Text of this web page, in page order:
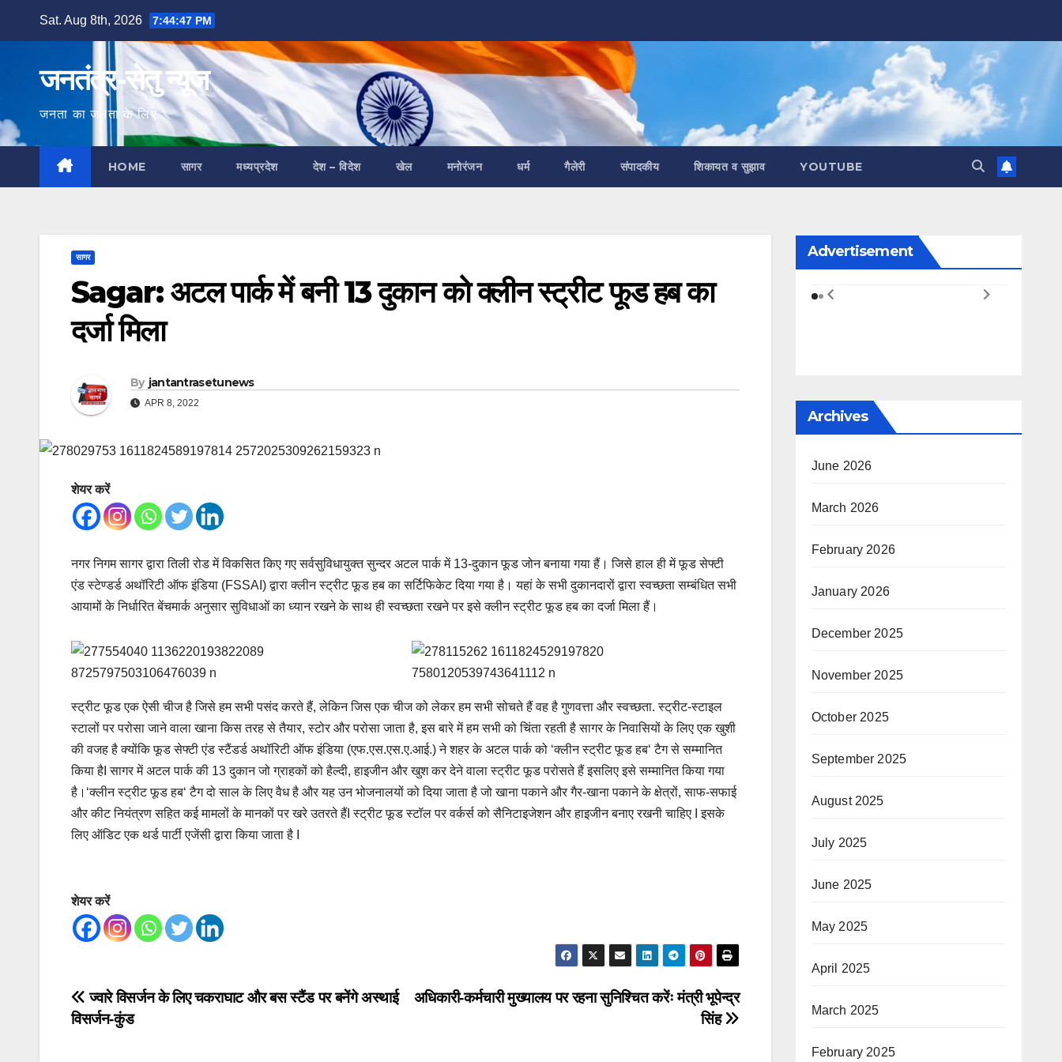
Sat. Aug 8th, 2026 7:44:48 PM
जनतंत्र-सेतु न्यूज
जनता का जनता के लिए
HOME सागर मध्यप्रदेश देश – विदेश खेल मनोरंजन धर्म गैलेरी संपादकीय शिकायत व सुझाव YOUTUBE
सागर
Sagar: अटल पार्क में बनी 13 दुकान को क्लीन स्ट्रीट फूड हब का
दर्जा मिला
By jantantrasetunews
APR 8, 2022
शेयर करें
नगर निगम सागर द्वारा तिली रोड में विकसित किए गए सर्वसुविधायुक्त सुन्दर अटल पार्क में 13-दुकान फूड जोन बनाया गया हैं। जिसे हाल ही में फूड सेफ्टी
एंड स्टेण्डर्ड अथॉरिटी ऑफ इंडिया (FSSAI) द्वारा क्लीन स्ट्रीट फूड हब का सर्टिफिकेट दिया गया है। यहां के सभी दुकानदारों द्वारा स्वच्छता सम्बंधित सभी
आयामों के निर्धारित बेंचमार्क अनुसार सुविधाओं का ध्यान रखने के साथ ही स्वच्छता रखने पर इसे क्लीन स्ट्रीट फूड हब का दर्जा मिला हैं।
स्ट्रीट फूड एक ऐसी चीज है जिसे हम सभी पसंद करते हैं, लेकिन जिस एक चीज को लेकर हम सभी सोचते हैं वह है गुणवत्ता और स्वच्छता. स्ट्रीट-स्टाइल
स्टालों पर परोसा जाने वाला खाना किस तरह से तैयार, स्टोर और परोसा जाता है, इस बारे में हम सभी को चिंता रहती है सागर के निवासियों के लिए एक खुशी
की वजह है क्योंकि फूड सेफ्टी एंड स्टैंडर्ड अथॉरिटी ऑफ इंडिया (एफ.एस.एस.ए.आई.) ने शहर के अटल पार्क को ‘क्लीन स्ट्रीट फूड हब‘ टैग से सम्मानित
किया हैI सागर में अटल पार्क की 13 दुकान जो ग्राहकों को हैल्दी, हाइजीन और खुश कर देने वाला स्ट्रीट फूड परोसते हैं इसलिए इसे सम्मानित किया गया
है।‘क्लीन स्ट्रीट फूड हब‘ टैग दो साल के लिए वैध है और यह उन भोजनालयों को दिया जाता है जो खाना पकाने और गैर-खाना पकाने के क्षेत्रों, साफ-सफाई
और कीट नियंत्रण सहित कई मामलों के मानकों पर खरे उतरते हैंI स्ट्रीट फूड स्टॉल पर वर्कर्स को सैनिटाइजेशन और हाइजीन बनाए रखनी चाहिए I इसके
लिए ऑडिट एक थर्ड पार्टी एजेंसी द्वारा किया जाता है I
शेयर करें
Post
navigation
अधिकारी-कर्मचारी मुख्यालय पर रहना सुनिश्चित करेंः मंत्री भूपेन्द्र
सिंह
ज्वारे विसर्जन के लिए चकराघाट और बस स्टैंड पर बनेंगे अस्थाई
विसर्जन-कुंड
Advertisement
Archives
June 2026
March 2026
February 2026
January 2026
December 2025
November 2025
October 2025
September 2025
August 2025
July 2025
June 2025
May 2025
April 2025
March 2025
February 2025